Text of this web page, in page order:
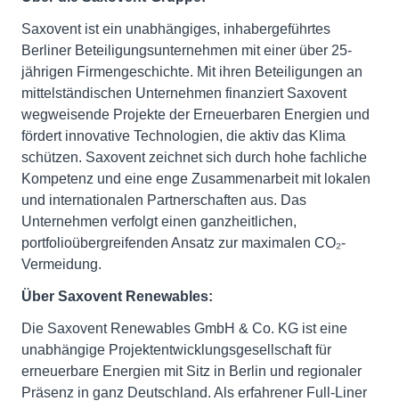
Saxovent ist ein unabhängiges, inhabergeführtes
Berliner Beteiligungsunternehmen mit einer über 25-
jährigen Firmengeschichte. Mit ihren Beteiligungen an
mittelständischen Unternehmen finanziert Saxovent
wegweisende Projekte der Erneuerbaren Energien und
fördert innovative Technologien, die aktiv das Klima
schützen. Saxovent zeichnet sich durch hohe fachliche
Kompetenz und eine enge Zusammenarbeit mit lokalen
und internationalen Partnerschaften aus. Das
Unternehmen verfolgt einen ganzheitlichen,
portfolioübergreifenden Ansatz zur maximalen CO₂-
Vermeidung.
Über Saxovent Renewables:
Die Saxovent Renewables GmbH & Co. KG ist eine
unabhängige Projektentwicklungsgesellschaft für
erneuerbare Energien mit Sitz in Berlin und regionaler
Präsenz in ganz Deutschland. Als erfahrener Full-Liner